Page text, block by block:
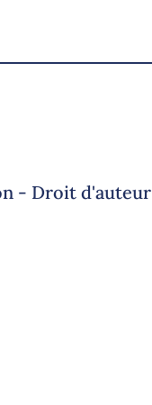
- Droit d'auteur